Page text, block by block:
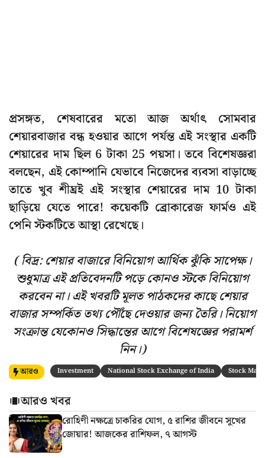
প্রসঙ্গত, শেষবারের মতো আজ অর্থাৎ সোমবার
শেয়ারবাজার বন্ধ হওয়ার আগে পর্যন্ত এই সংস্থার একটি
শেয়ারের দাম ছিল 6 টাকা 25 পয়সা। তবে বিশেষজ্ঞরা
বলছেন, এই কোম্পানি যেভাবে নিজেদের ব্যবসা বাড়াচ্ছে
তাতে খুব শীঘ্রই এই সংস্থার শেয়ারের দাম 10 টাকা
ছাড়িয়ে যেতে পারে! কয়েকটি ব্রোকারেজ ফার্মও এই
পেনি স্টকটিতে আস্থা রেখেছে।
( বিদ্র: শেয়ার বাজারে বিনিয়োগ আর্থিক ঝুঁকি সাপেক্ষ।
শুধুমাত্র এই প্রতিবেদনটি পড়ে কোনও স্টকে বিনিয়োগ
করবেন না। এই খবরটি মূলত পাঠকদের কাছে শেয়ার
বাজার সম্পর্কিত তথ্য পৌঁছে দেওয়ার জন্য তৈরি। নিয়োগ
সংক্রান্ত যেকোনও সিদ্ধান্তের আগে বিশেষজ্ঞের পরামর্শ
নিন।)
আরও Investment National Stock Exchange of India Stock
আরও খবর
রোহিণী নক্ষত্রে চাকরির যোগ, ৫ রাশির জীবনে সুখের
জোয়ার! আজকের রাশিফল, ৭ আগস্ট